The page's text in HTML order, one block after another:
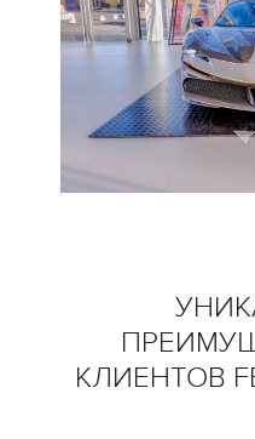
КЛИЕНТОВ